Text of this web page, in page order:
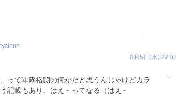
8月5日(水) 22:02
って軍隊格闘の何かだと思うんじゃけどカラ
記載もあり、はえ～ってなる（はえ～